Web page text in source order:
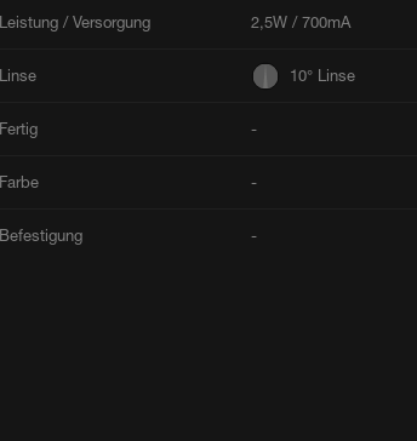
Leistung / Versorgung 2,5W / 700mA
Linse 10° Linse
Fertig -
Farbe -
Befestigung -